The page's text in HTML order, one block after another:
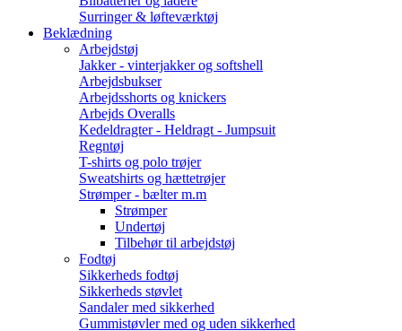
Surringer & løfteværktøj
Beklædning
Arbejdstøj
Jakker - vinterjakker og softshell
Arbejdsbukser
Arbejdsshorts og knickers
Arbejds Overalls
Kedeldragter - Heldragt - Jumpsuit
Regntøj
T-shirts og polo trøjer
Sweatshirts og hættetrøjer
Strømper - bælter m.m
Strømper
Undertøj
Tilbehør til arbejdstøj
Fodtøj
Sikkerheds fodtøj
Sikkerheds støvlet
Sandaler med sikkerhed
Gummistøvler med og uden sikkerhed